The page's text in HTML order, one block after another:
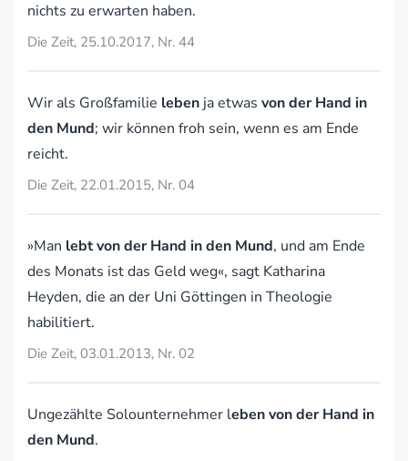
nichts zu erwarten haben.
Die Zeit, 25.10.2017, Nr. 44
Wir als Großfamilie leben ja etwas von der Hand in
den Mund; wir können froh sein, wenn es am Ende
reicht.
Die Zeit, 22.01.2015, Nr. 04
»Man lebt von der Hand in den Mund, und am Ende
des Monats ist das Geld weg«, sagt Katharina
Heyden, die an der Uni Göttingen in Theologie
habilitiert.
Die Zeit, 03.01.2013, Nr. 02
Ungezählte Solounternehmer leben von der Hand in
den Mund.